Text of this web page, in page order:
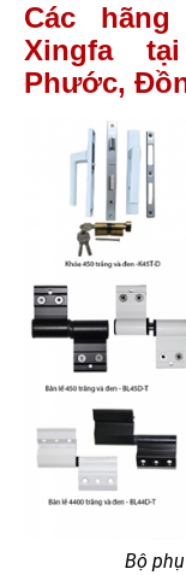
Các
Xingfa
Phước,
Bộ